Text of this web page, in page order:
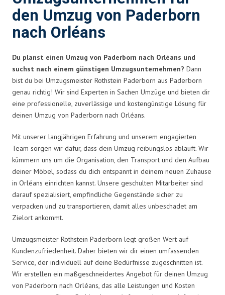
den Umzug von Paderborn
nach Orléans
Du planst einen Umzug von Paderborn nach Orléans und
suchst nach einem günstigen Umzugsunternehmen? Dann
bist du bei Umzugsmeister Rothstein Paderborn aus Paderborn
genau richtig! Wir sind Experten in Sachen Umzüge und bieten dir
eine professionelle, zuverlässige und kostengünstige Lösung für
deinen Umzug von Paderborn nach Orléans.
Mit unserer langjährigen Erfahrung und unserem engagierten
Team sorgen wir dafür, dass dein Umzug reibungslos abläuft. Wir
kümmern uns um die Organisation, den Transport und den Aufbau
deiner Möbel, sodass du dich entspannt in deinem neuen Zuhause
in Orléans einrichten kannst. Unsere geschulten Mitarbeiter sind
darauf spezialisiert, empfindliche Gegenstände sicher zu
verpacken und zu transportieren, damit alles unbeschadet am
Zielort ankommt.
Umzugsmeister Rothstein Paderborn legt großen Wert auf
Kundenzufriedenheit. Daher bieten wir dir einen umfassenden
Service, der individuell auf deine Bedürfnisse zugeschnitten ist.
Wir erstellen ein maßgeschneidertes Angebot für deinen Umzug
von Paderborn nach Orléans, das alle Leistungen und Kosten